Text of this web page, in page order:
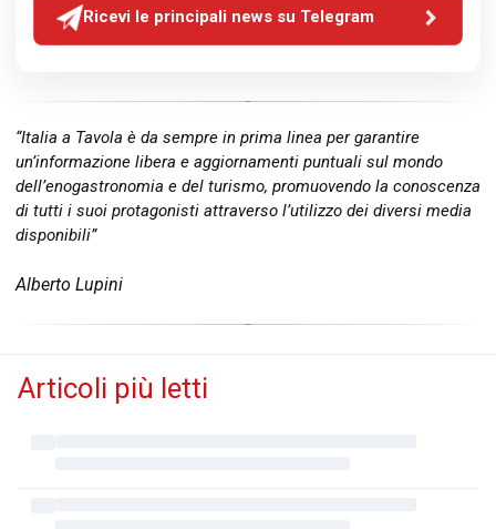
Ricevi le principali news su Telegram
“Italia a Tavola è da sempre in prima linea per garantire
un’informazione libera e aggiornamenti puntuali sul mondo
dell’enogastronomia e del turismo, promuovendo la conoscenza
di tutti i suoi protagonisti attraverso l’utilizzo dei diversi media
disponibili”
Alberto Lupini
Articoli più letti